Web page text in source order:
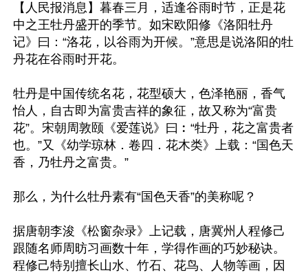
【人民报消息】暮春三月，适逢谷雨时节，正是花
中之王牡丹盛开的季节。如宋欧阳修《洛阳牡丹
记》曰：“洛花，以谷雨为开候。”意思是说洛阳的牡
丹花在谷雨时开花。
牡丹是中国传统名花，花型硕大，色泽艳丽，香气
怡人，自古即为富贵吉祥的象征，故又称为“富贵
花”。宋朝周敦颐《爱莲说》曰︰“牡丹，花之富贵者
也。”又《幼学琼林．卷四．花木类》上载：“国色天
香，乃牡丹之富贵。”
那么，为什么牡丹素有“国色天香”的美称呢？
据唐朝李浚《松窗杂录》上记载，唐冀州人程修己
跟随名师周昉习画数十年，学得作画的巧妙秘诀。
程修己特别擅长山水、竹石、花鸟、人物等画，因